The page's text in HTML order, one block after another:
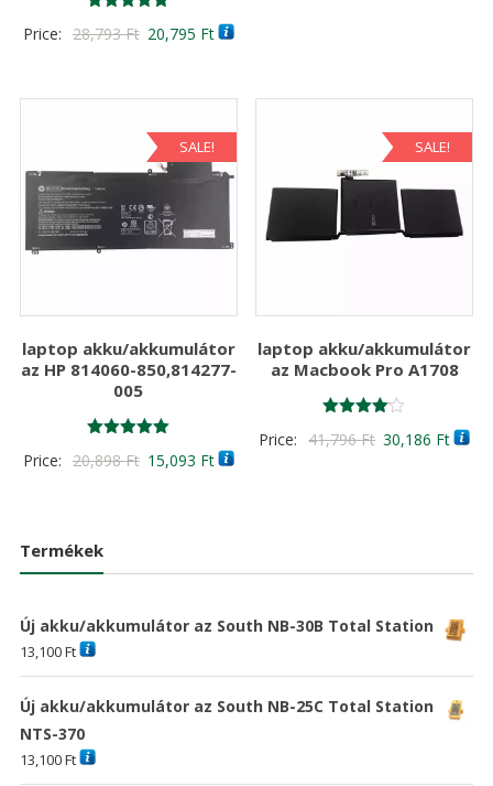
5.00
Price: 28,793Ft Original
20,795 FtCurrent
SALE!
laptop akku/akkumulátor
az HP 814060-850,814277-
005
5.00
Price: 20,898Ft Original
15,093 FtCurrent
SALE!
laptop akku/akkumulátor
az Macbook Pro A1708
4.00
Price: 41,796Ft Original
30,186 Ft
Termékek
Új akku/akkumulátor az South NB-30B Total Station
13,100Ft
Új akku/akkumulátor az South NB-25C Total Station
NTS-370
13,100Ft